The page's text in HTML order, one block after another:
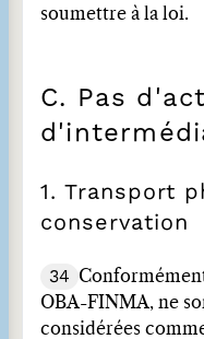
soumettre à la loi.
C. Pas
1. Transport
conservation
34
OBA-FINMA, ne
considérées